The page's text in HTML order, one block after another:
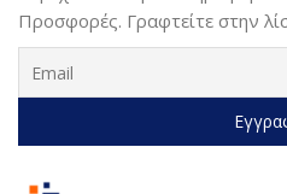
Προσφορές. Γραφτείτε στην